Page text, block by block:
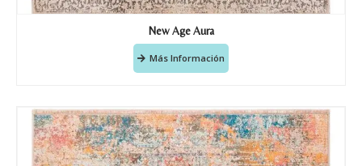
New Age Aura
Más Información